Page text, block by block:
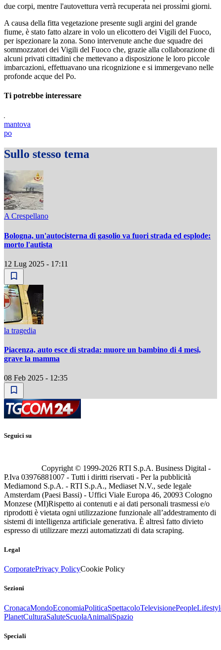
due corpi, mentre l'autovettura verrà recuperata nei prossimi giorni.
A causa della fitta vegetazione presente sugli argini del grande
fiume, è stato fatto alzare in volo un elicottero dei Vigili del Fuoco,
per ispezionare la zona. Sono intervenute anche due squadre dei
sommozzatori dei Vigili del Fuoco che, grazie alla collaborazione di
alcuni privati cittadini che mettevano a disposizione le loro piccole
imbarcazioni, effettuavano una ricognizione e si immergevano nelle
profonde acque del Po.
Ti potrebbe interessare
mantova
po
Sullo stesso tema
A Crespellano
Bologna, un'autocisterna di gasolio va fuori strada ed esplode:
morto l'autista
12 Lug 2025 - 17:11
la tragedia
Piacenza, auto esce di strada: muore un bambino di 4 mesi,
grave la mamma
08 Feb 2025 - 12:35
Seguici su
Copyright © 1999-2026 RTI S.p.A. Business Digital -
P.Iva 03976881007 - Tutti i diritti riservati - Per la pubblicità
Mediamond S.p.A. - RTI S.p.A., Mediaset N.V., sede legale
Amsterdam (Paesi Bassi) - Uffici Viale Europa 46, 20093 Cologno
Monzese (MI)Rispetto ai contenuti e ai dati personali trasmessi e/o
riprodotti è vietata ogni utilizzazione funzionale all’addestramento di
sistemi di intelligenza artificiale generativa. È altresì fatto divieto
espresso di utilizzare mezzi automatizzati di data scraping.
Legal
CorporatePrivacy PolicyCookie Policy
Sezioni
CronacaMondoEconomiaPoliticaSpettacoloTelevisionePeople
PlanetCulturaSaluteScuolaAnimaliSpazio
Speciali